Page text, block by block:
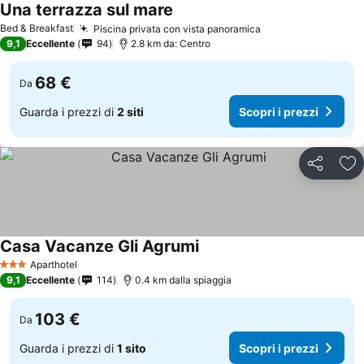
Bed & Breakfast Piscina privata con vista panoramica
Una terrazza sul mare
9,1 Eccellente 94 2.8 km da: Centro
Da 68 €
Guarda i prezzi di 2 siti Scopri i prezzi
Condividi
3 StelleAparthotel
Casa Vacanze Gli Agrumi
9,1 Eccellente 114 0.4 km dalla spiaggia
Da 103 €
Guarda i prezzi di 1 sito Scopri i prezzi